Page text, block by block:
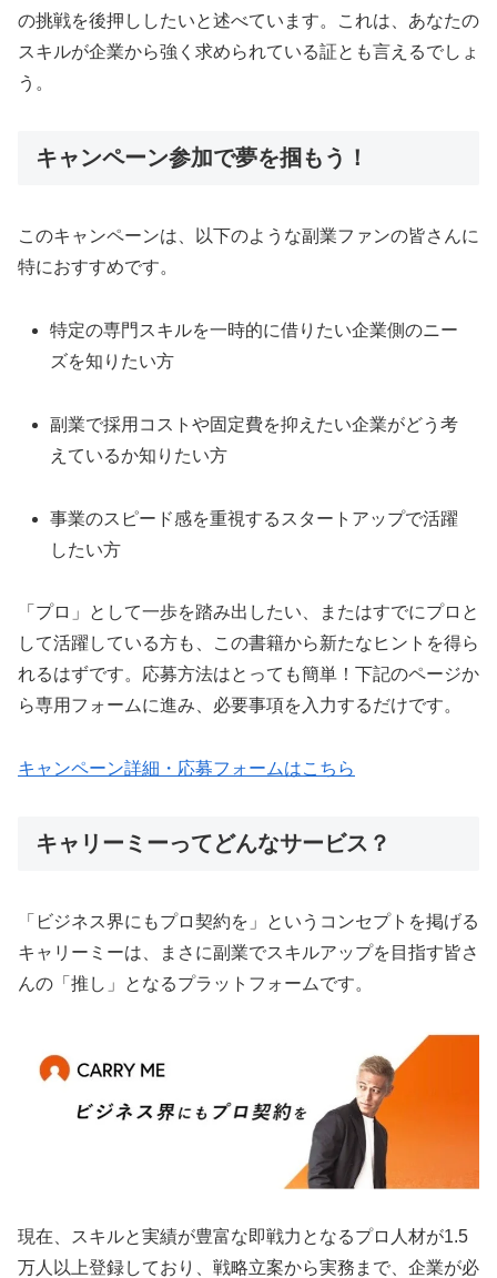
の挑戦を後押ししたいと述べています。これは、あなたの
スキルが企業から強く求められている証とも言えるでしょ
う。
キャンペーン参加で夢を掴もう！
このキャンペーンは、以下のような副業ファンの皆さんに
特におすすめです。
特定の専門スキルを一時的に借りたい企業側のニー
ズを知りたい方
副業で採用コストや固定費を抑えたい企業がどう考
えているか知りたい方
事業のスピード感を重視するスタートアップで活躍
したい方
「プロ」として一歩を踏み出したい、またはすでにプロと
して活躍している方も、この書籍から新たなヒントを得ら
れるはずです。応募方法はとっても簡単！下記のページか
ら専用フォームに進み、必要事項を入力するだけです。
キャンペーン詳細・応募フォームはこちら
キャリーミーってどんなサービス？
「ビジネス界にもプロ契約を」というコンセプトを掲げる
キャリーミーは、まさに副業でスキルアップを目指す皆さ
んの「推し」となるプラットフォームです。
現在、スキルと実績が豊富な即戦力となるプロ人材が1.5
万人以上登録しており、戦略立案から実務まで、企業が必